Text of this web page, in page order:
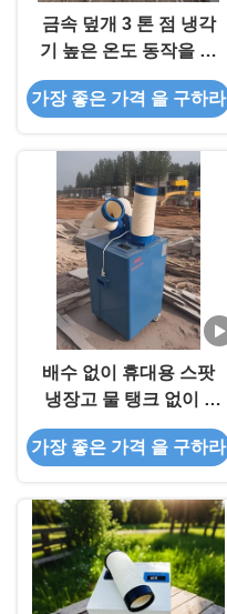
금속 덮개 3 톤 점 냉각
기 높은 온도 동작을 허
용하는 작은 사무실
가장 좋은 가격 을 구하라
배수 없이 휴대용 스팟
냉장고 물 탱크 없이 5
톤 스팟 냉장고
가장 좋은 가격 을 구하라